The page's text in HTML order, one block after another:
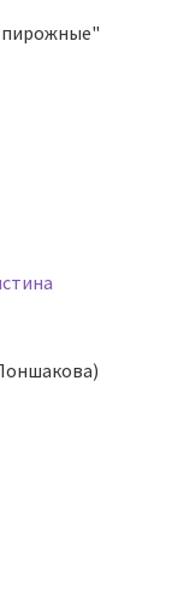
пирожные"